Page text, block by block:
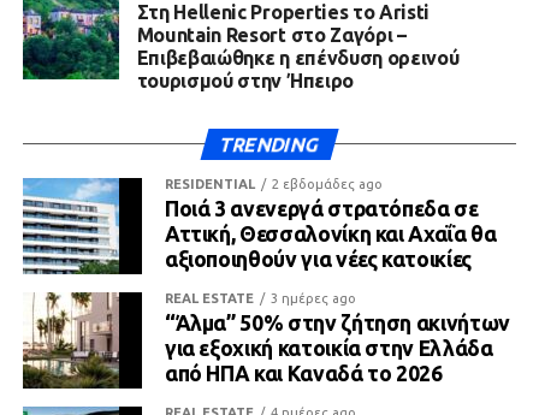
Στη Hellenic Properties το Aristi
Mountain Resort στο Ζαγόρι –
Επιβεβαιώθηκε η επένδυση ορεινού
τουρισμού στην Ήπειρο
TRENDING
RESIDENTIAL 2 εβδομάδες ago
Ποιά 3 ανενεργά στρατόπεδα σε
Αττική, Θεσσαλονίκη και Αχαΐα θα
αξιοποιηθούν για νέες κατοικίες
REAL ESTATE 3 ημέρες ago
“Άλμα” 50% στην ζήτηση ακινήτων
για εξοχική κατοικία στην Ελλάδα
από ΗΠΑ και Καναδά το 2026